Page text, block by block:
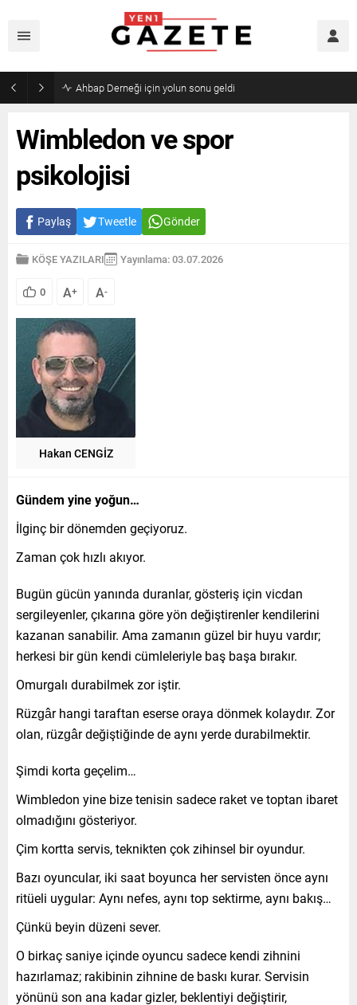
Ahbap Derneği için yolun sonu geldi
Wimbledon ve spor
psikolojisi
Paylaş Tweetle Gönder
KÖŞE YAZILARI Yayınlama: 03.07.2026
0 A+ A-
Hakan CENGİZ
Gündem yine yoğun…
İlginç bir dönemden geçiyoruz.
Zaman çok hızlı akıyor.
Bugün gücün yanında duranlar, gösteriş için vicdan
sergileyenler, çıkarına göre yön değiştirenler kendilerini
kazanan sanabilir. Ama zamanın güzel bir huyu vardır;
herkesi bir gün kendi cümleleriyle baş başa bırakır.
Omurgalı durabilmek zor iştir.
Rüzgâr hangi taraftan eserse oraya dönmek kolaydır. Zor
olan, rüzgâr değiştiğinde de aynı yerde durabilmektir.
Şimdi korta geçelim…
Wimbledon yine bize tenisin sadece raket ve toptan ibaret
olmadığını gösteriyor.
Çim kortta servis, teknikten çok zihinsel bir oyundur.
Bazı oyuncular, iki saat boyunca her servisten önce aynı
ritüeli uygular: Aynı nefes, aynı top sektirme, aynı bakış…
Çünkü beyin düzeni sever.
O birkaç saniye içinde oyuncu sadece kendi zihnini
hazırlamaz; rakibinin zihnine de baskı kurar. Servisin
yönünü son ana kadar gizler, beklentiyi değiştirir,